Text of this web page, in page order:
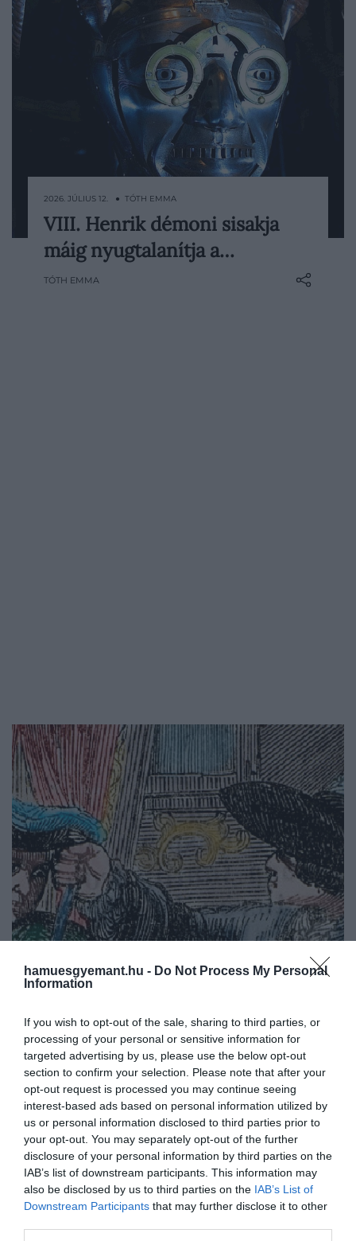
hamuesgyemant.hu - Do Not Process My Personal
Information
If you wish to opt-out of the sale, sharing to third parties, or
processing of your personal or sensitive information for
targeted advertising by us, please use the below opt-out
section to confirm your selection. Please note that after your
opt-out request is processed you may continue seeing
interest-based ads based on personal information utilized by
us or personal information disclosed to third parties prior to
your opt-out. You may separately opt-out of the further
disclosure of your personal information by third parties on the
IAB’s list of downstream participants. This information may
also be disclosed by us to third parties on the IAB’s List of
Downstream Participants that may further disclose it to other
A leedsi Royal Armouries egyik
legismertebb darabja első pillantásra
2026. JÚLIUS 12. ● TÓTH EMMA
VIII. Henrik démoni sisakja
máig nyugtalanítja a…
TÓTH EMMA
1757 januárjában egy férfi késsel támadt
XV. Lajos francia királyra Versailles-ban. A
seb nem volt halálos, a következmények
mégis borzalmasak lettek: Robert-
François Damiensre olyan nyilvános
kivégzés várt, amely később a régi
rendszer kegyetlenségének…
2026. JÚLIUS 10. ● HAMU ÉS GYÉMÁNT
Megsebezte a királyt, ezért a
történelem legbrutálisabb…
HAMU ÉS GYÉMÁNT